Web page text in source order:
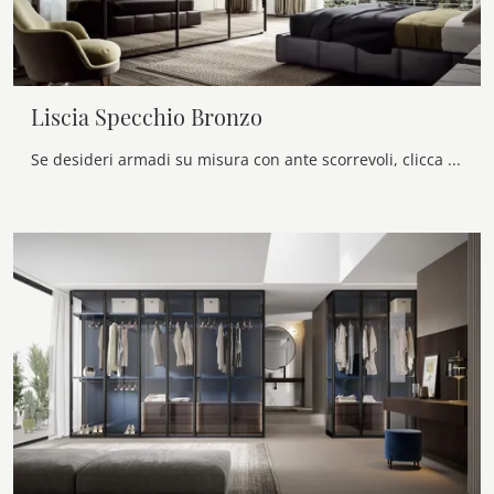
Liscia Specchio Bronzo
Se desideri armadi su misura con ante scorrevoli, clicca e scopri l'armadio Liscia Specchio Bronzo di Veneran in vetro.